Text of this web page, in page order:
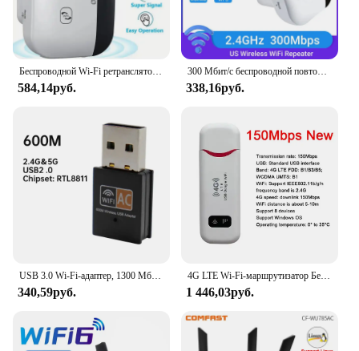
Беспроводной Wi-Fi ретранслятор, 2,4 Мбит/с, 802.11N
584,14руб.
300 Мбит/с беспроводной повторитель Wi-Fi удаленный Wi-Fi удлинитель Wi-Fi усилитель 802.11N усилитель ретранслятора усилитель Wi-Fi Reapeter
338,16руб.
USB 3.0 Wi-Fi-адаптер, 1300 Мбит/с, 3,0/5 ГГц
340,59руб.
4G LTE Wi-Fi-маршрутизатор Беспроводной маршрутизатор 300 Мбит/с 3 RJ45 со слотом для SIM-карты Широкий охват Внутренняя антенна для использования в помещении и на открытом воздухе
1 446,03руб.